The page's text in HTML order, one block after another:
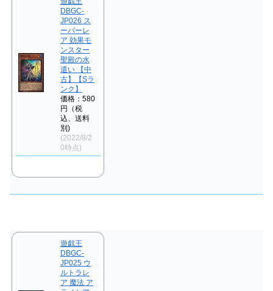
DBGC-
JP026 ス
ーパーレ
ア 効果モ
ンスター
聖殿の水
遣い 【中
古】【Sラ
ンク】
価格：580
円（税
込、送料
別)
(2022/8/2
0時点)
遊戯王
DBGC-
JP025 ウ
ルトラレ
ア 魔法 ア